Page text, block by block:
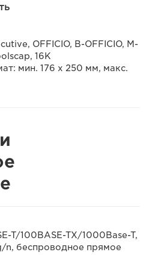
OFFICIO, B-OFFICIO, M-
16K
мин. 176 x 250 мм, макс.
T/100BASE-TX/1000Base-T,
n, беспроводное прямое